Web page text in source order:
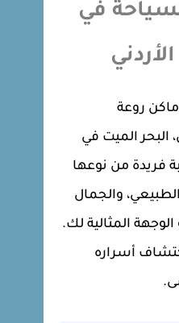
في
روعة
الميت في
فريدة من نوعها
والجمال
المثالية لك.
أسراره